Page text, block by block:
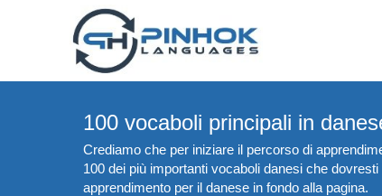
100 vocaboli principali in
Crediamo che per iniziare il percorso di
100 dei più importanti vocaboli danesi che
apprendimento per il danese in fondo alla pagina.